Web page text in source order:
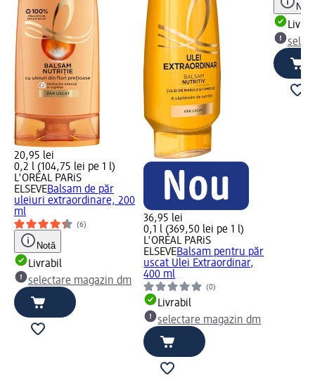
20,95 lei
0,2 l (104,75 lei pe 1 l)
L'ORÉAL PARiS
ELSEVEBalsam de păr
uleiuri extraordinare, 200
ml
(6)
Notă
Livrabil
selectare magazin dm
36,95 lei
0,1 l (369,50 lei pe 1 l)
L'ORÉAL PARiS
ELSEVEBalsam pentru păr
uscat Ulei Extraordinar,
400 ml
(0)
Livrabil
selectare magazin dm
Notă